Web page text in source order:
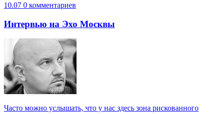
10.07 0 комментариев
Интервью на Эхо Москвы
Часто можно услышать, что у нас здесь зона рискованного